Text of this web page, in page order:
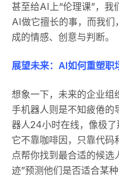
甚至给AI上“伦理课”，我
AI做它擅长的事，而我们
成的情感、创意与判断。
展望未来：AI如何重塑职
想象一下，未来的企业组
手机器人则是不知疲倦
器人24小时在线，像极
它不靠咖啡因，只靠代码
点帮你找到最合适的候选
迹”预测他们是否适合某种